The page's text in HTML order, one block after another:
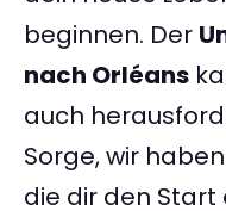
beginnen. Der
nach Orléans
auch
Sorge, wir
die dir den Start